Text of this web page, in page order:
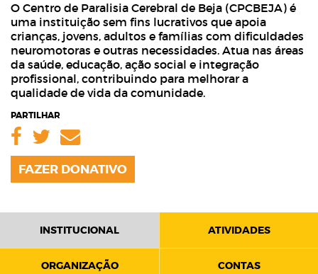
O Centro de Paralisia Cerebral de Beja (CPCBEJA) é
uma instituição sem fins lucrativos que apoia
crianças, jovens, adultos e famílias com dificuldades
neuromotoras e outras necessidades. Atua nas áreas
da saúde, educação, ação social e integração
profissional, contribuindo para melhorar a
qualidade de vida da comunidade.
PARTILHAR
Facebook
Twitter
Email
FAZER DONATIVO
INSTITUCIONAL ATIVIDADES
ORGANIZAÇÃO CONTAS